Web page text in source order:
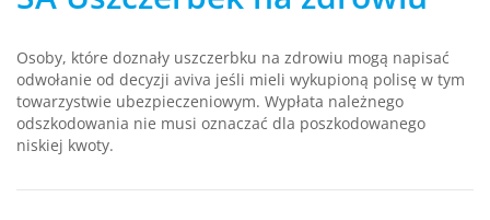
Osoby, które doznały uszczerbku na zdrowiu mogą napisać
odwołanie od decyzji aviva jeśli mieli wykupioną polisę w tym
towarzystwie ubezpieczeniowym. Wypłata należnego
odszkodowania nie musi oznaczać dla poszkodowanego
niskiej kwoty.